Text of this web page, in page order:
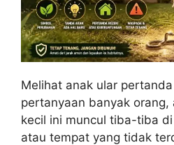
Melihat anak ular
pertanyaan banyak orang,
kecil ini muncul tiba-tiba
atau tempat yang tidak